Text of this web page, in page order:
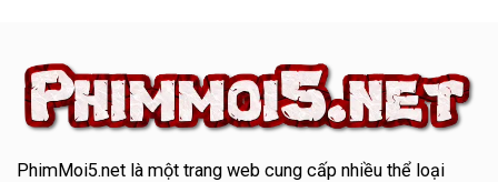
PhimMoi5.netlà một trang web cung cấp nhiều thể loại